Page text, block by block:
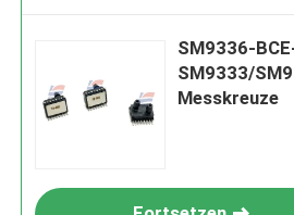
SM9336-
SM9333/
Messkreuze